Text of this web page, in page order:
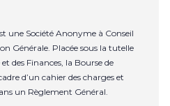
une Société Anonyme à Conseil
Générale. Placée sous la tutelle
des Finances, la Bourse de
d’un cahier des charges et
un Règlement Général.